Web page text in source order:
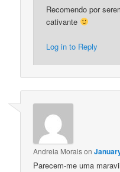
Recomendo por
cativante
Log in to Reply
Andreia Moraison
Parecem-me uma